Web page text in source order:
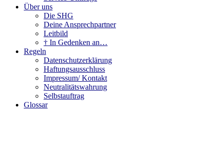
Über uns
Die SHG
Deine Ansprechpartner
Leitbild
† In Gedenken an…
Regeln
Datenschutzerklärung
Haftungsausschluss
Impressum/ Kontakt
Neutralitätswahrung
Selbstauftrag
Glossar